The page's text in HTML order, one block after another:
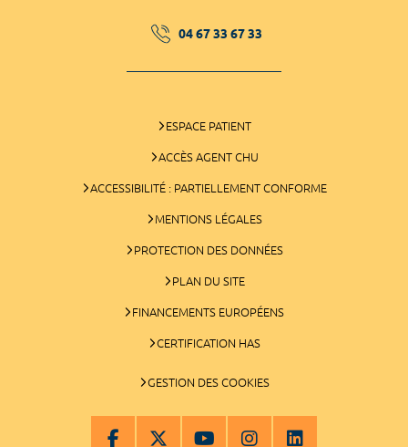
04 67 33 67 33
ESPACE PATIENT
ACCÈS AGENT CHU
ACCESSIBILITÉ : PARTIELLEMENT CONFORME
MENTIONS LÉGALES
PROTECTION DES DONNÉES
PLAN DU SITE
FINANCEMENTS EUROPÉENS
CERTIFICATION HAS
GESTION DES COOKIES